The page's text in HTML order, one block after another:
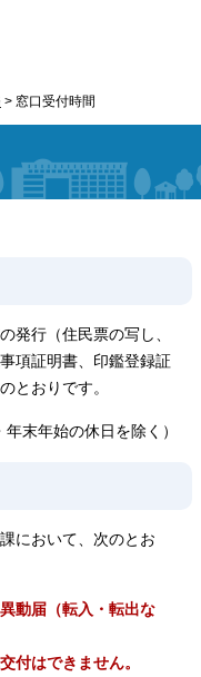
> 窓口受付時間
発行（住民票の写し、
項証明書、印鑑登録証
とおりです。
年末年始の休日を除く）
において、次のとお
動届（転入・転出な
付はできません。